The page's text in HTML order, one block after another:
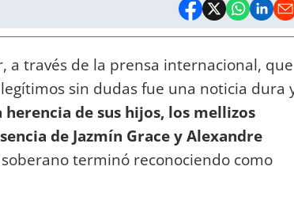
a través de la prensa internacional, que
sin dudas fue una noticia dura
herencia de sus hijos, los mellizos
de Jazmín Grace y Alexandre
terminó reconociendo como